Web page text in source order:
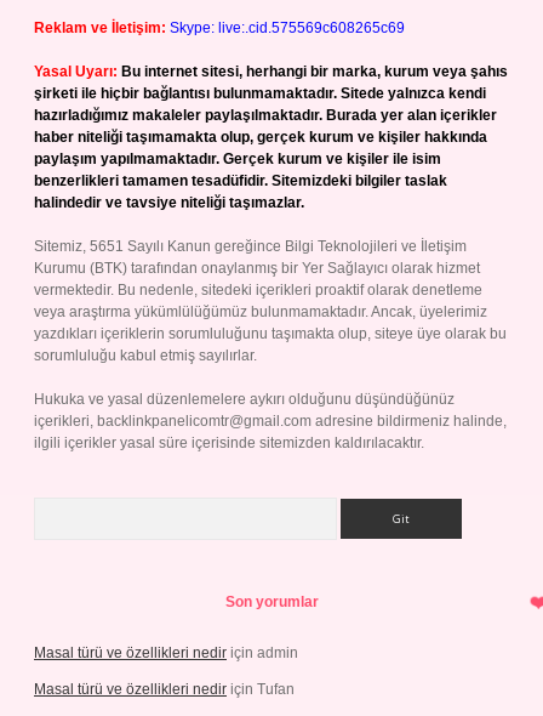
Reklam ve İletişim: Skype: live:.cid.575569c608265c69
Yasal Uyarı: Bu internet sitesi, herhangi bir marka, kurum veya şahıs
şirketi ile hiçbir bağlantısı bulunmamaktadır. Sitede yalnızca kendi
hazırladığımız makaleler paylaşılmaktadır. Burada yer alan içerikler
haber niteliği taşımamakta olup, gerçek kurum ve kişiler hakkında
paylaşım yapılmamaktadır. Gerçek kurum ve kişiler ile isim
benzerlikleri tamamen tesadüfidir. Sitemizdeki bilgiler taslak
halindedir ve tavsiye niteliği taşımazlar.
Sitemiz, 5651 Sayılı Kanun gereğince Bilgi Teknolojileri ve İletişim
Kurumu (BTK) tarafından onaylanmış bir Yer Sağlayıcı olarak hizmet
vermektedir. Bu nedenle, sitedeki içerikleri proaktif olarak denetleme
veya araştırma yükümlülüğümüz bulunmamaktadır. Ancak, üyelerimiz
yazdıkları içeriklerin sorumluluğunu taşımakta olup, siteye üye olarak bu
sorumluluğu kabul etmiş sayılırlar.
Hukuka ve yasal düzenlemelere aykırı olduğunu düşündüğünüz
içerikleri, backlinkpanelicomtr@gmail.com adresine bildirmeniz halinde,
ilgili içerikler yasal süre içerisinde sitemizden kaldırılacaktır.
Son yorumlar
Masal türü ve özellikleri nedir için admin
Masal türü ve özellikleri nedir için Tufan